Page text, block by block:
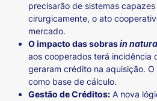
precisarão de sistemas
cirurgicamente, o ato
mercado.
O impacto das sobrasin natura
aos cooperados terá incidência
geraram crédito na aquisição.
como base de cálculo.
Gestão de Créditos: A nova